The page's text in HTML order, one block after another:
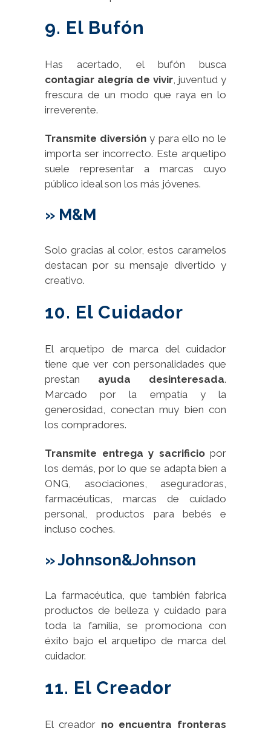
9. El Bufón
Has acertado, el bufón busca
contagiar alegría de vivir, juventud y
frescura de un modo que raya en lo
irreverente.
Transmite diversión y para ello no le
importa ser incorrecto. Este arquetipo
suele representar a marcas cuyo
público ideal son los más jóvenes.
» M&M
Solo gracias al color, estos caramelos
destacan por su mensaje divertido y
creativo.
10. El Cuidador
El arquetipo de marca del cuidador
tiene que ver con personalidades que
prestan ayuda desinteresada.
Marcado por la empatía y la
generosidad, conectan muy bien con
los compradores.
Transmite entrega y sacrificiopor
los demás, por lo que se adapta bien a
ONG, asociaciones, aseguradoras,
farmacéuticas, marcas de cuidado
personal, productos para bebés e
incluso coches.
» Johnson&Johnson
La farmacéutica, que también fabrica
productos de belleza y cuidado para
toda la familia, se promociona con
éxito bajo el arquetipo de marca del
cuidador.
11. El Creador
El creador no encuentra fronteras